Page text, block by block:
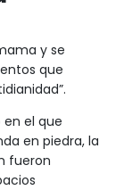
y se
que
el que
en piedra, la
fueron